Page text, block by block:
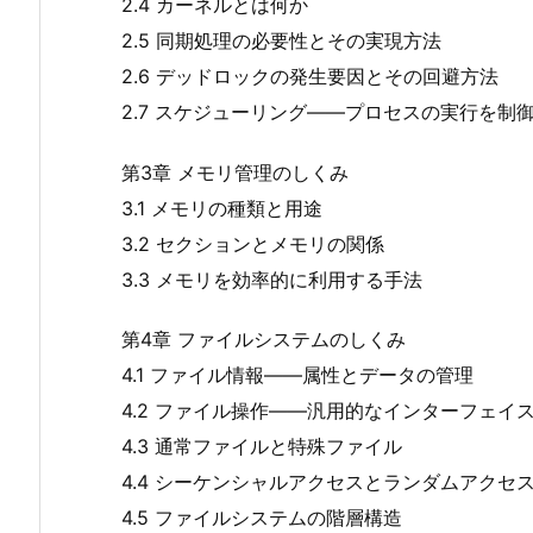
2.5 同期処理の必要性とその実現方法
2.6 デッドロックの発生要因とその回避方法
2.7 スケジューリング――プロセスの実行を制
第3章 メモリ管理のしくみ
3.1 メモリの種類と用途
3.2 セクションとメモリの関係
3.3 メモリを効率的に利用する手法
第4章 ファイルシステムのしくみ
4.1 ファイル情報――属性とデータの管理
4.2 ファイル操作――汎用的なインターフェイス
4.3 通常ファイルと特殊ファイル
4.4 シーケンシャルアクセスとランダムアクセス
4.5 ファイルシステムの階層構造